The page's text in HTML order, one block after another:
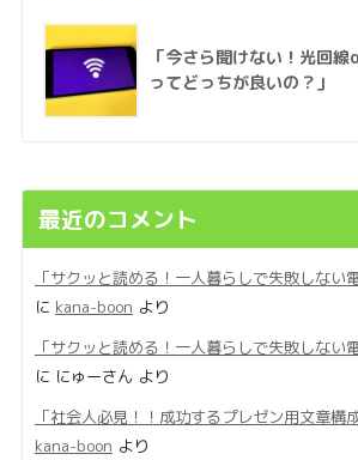
「今さら聞けない！光回
ってどっちが良いの？」
最近のコメント
「サクッと読める！一人暮らしで失敗しない
に kana-boon より
「サクッと読める！一人暮らしで失敗しない
に にゅーさんより
「社会人必見！！成功するプレゼン用文章構
kana-boon より